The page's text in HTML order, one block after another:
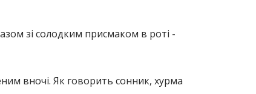
зі солодким присмаком в роті -
вночі. Як говорить сонник, хурма